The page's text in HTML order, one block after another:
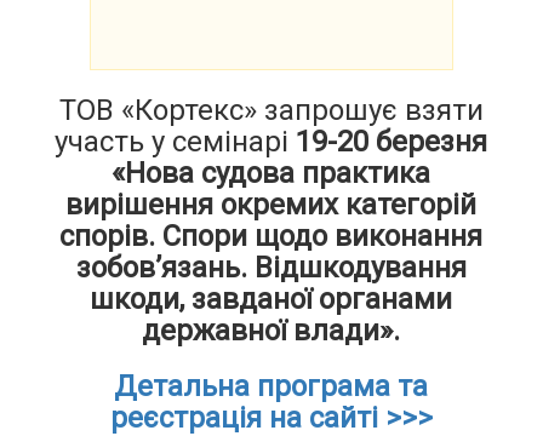
ТОВ «Кортекс» запрошує взяти
участь у семінарі 19-20 березня
«Нова судова практика
вирішення окремих категорій
спорів. Спори щодо виконання
зобов’язань. Відшкодування
шкоди, завданої органами
державної влади».
Детальна програма та
реєстрація на сайті >>>